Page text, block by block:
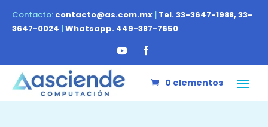
Contacto: contacto@as.com.mx | Tel. 33-3647-1988, 33-
3647-0024 |Whatsapp. 449-387-7650
0 elementos